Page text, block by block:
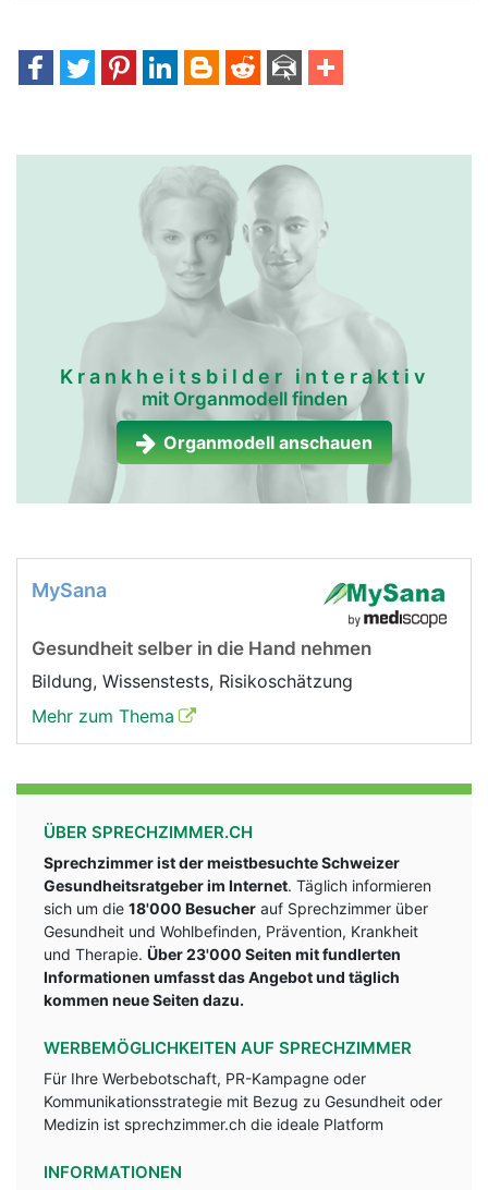
Krankheitsbilder interaktiv
mit Organmodell finden
Organmodell anschauen
MySana
Gesundheit selber in die Hand nehmen
Bildung, Wissenstests, Risikoschätzung
Mehr zum Thema
ÜBER SPRECHZIMMER.CH
Sprechzimmer ist der meistbesuchte Schweizer
Gesundheitsratgeber im Internet. Täglich informieren
sich um die 18'000 Besucher auf Sprechzimmer über
Gesundheit und Wohlbefinden, Prävention, Krankheit
und Therapie. Über 23'000 Seiten mit fundlerten
Informationen umfasst das Angebot und täglich
kommen neue Seiten dazu.
WERBEMÖGLICHKEITEN AUF SPRECHZIMMER
Für Ihre Werbebotschaft, PR-Kampagne oder
Kommunikationsstrategie mit Bezug zu Gesundheit oder
Medizin ist sprechzimmer.ch die ideale Platform
INFORMATIONEN